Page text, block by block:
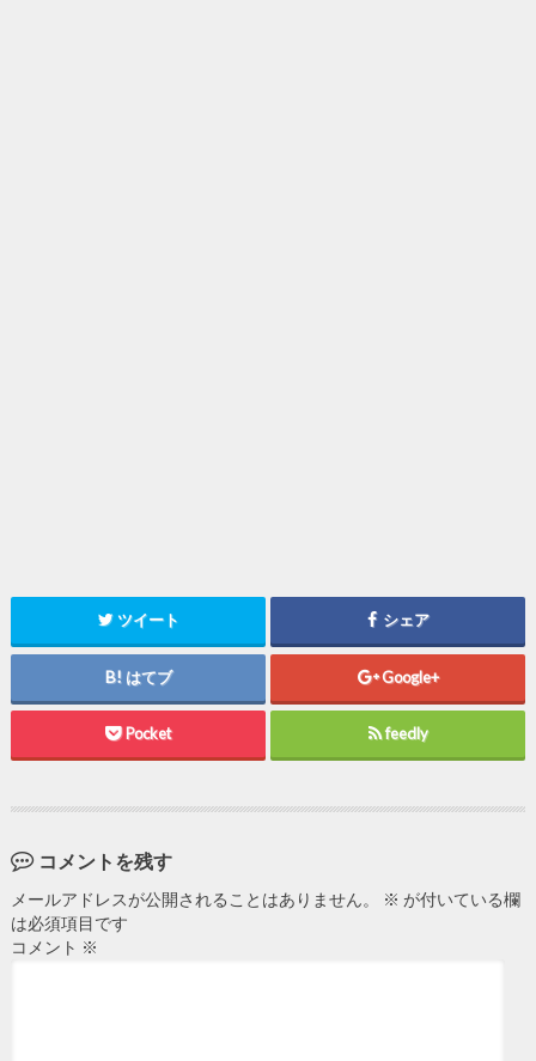
ツイート シェア
はてブ Google+
Pocket feedly
コメントを残す
メールアドレスが公開されることはありません。 ※ が付いている欄
は必須項目です
コメント ※